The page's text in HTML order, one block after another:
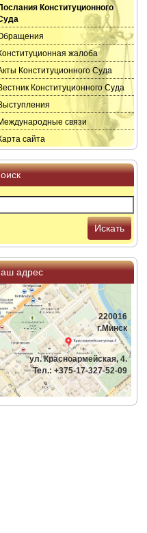
Конституционного
жалоба
Конституционного Суда
Конституционного Суда
связи
сайта
Искать
адрес
220016
г.Минск
ул. Красноармейская, 4.
Тел.: +375-17-327-52-09